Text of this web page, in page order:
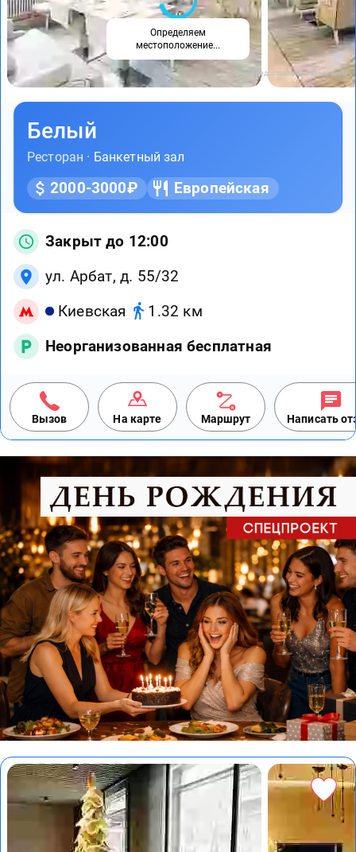
Фото предоставлены заведением
Белый
Ресторан · Банкетный зал
2000-3000₽ Европейская
Закрыт до 12:00
ул. Арбат, д. 55/32
Киевская
1.32 км
Неорганизованная бесплатная
Вызов На карте Маршрут Написать
Определяем
местоположение...